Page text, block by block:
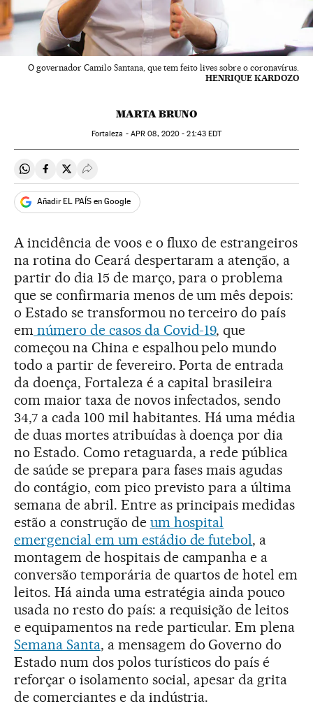
O governador Camilo Santana, que tem feito lives sobre o coronavírus.
HENRIQUE KARDOZO
MARTA BRUNO
Fortaleza - APR 08, 2020 - 21:43EDT
Compartir en Whatsapp
Compartir en Facebook
Compartir en Twitter
Desplegar Redes Sociales
Añadir EL PAÍS en Google
A incidência de voos e o fluxo de estrangeiros
na rotina do Ceará despertaram a atenção, a
partir do dia 15 de março, para o problema
que se confirmaria menos de um mês depois:
o Estado se transformou no terceiro do país
emnúmero de casos da Covid-19, que
começou na China e espalhou pelo mundo
todo a partir de fevereiro. Porta de entrada
da doença, Fortaleza é a capital brasileira
com maior taxa de novos infectados, sendo
34,7 a cada 100 mil habitantes. Há uma média
de duas mortes atribuídas à doença por dia
no Estado. Como retaguarda, a rede pública
de saúde se prepara para fases mais agudas
do contágio, com pico previsto para a última
semana de abril. Entre as principais medidas
estão a construção de um hospital
emergencial em um estádio de futebol, a
montagem de hospitais de campanha e a
conversão temporária de quartos de hotel em
leitos. Há ainda uma estratégia ainda pouco
usada no resto do país: a requisição de leitos
e equipamentos na rede particular. Em plena
Semana Santa, a mensagem do Governo do
Estado num dos polos turísticos do país é
reforçar o isolamento social, apesar da grita
de comerciantes e da indústria.